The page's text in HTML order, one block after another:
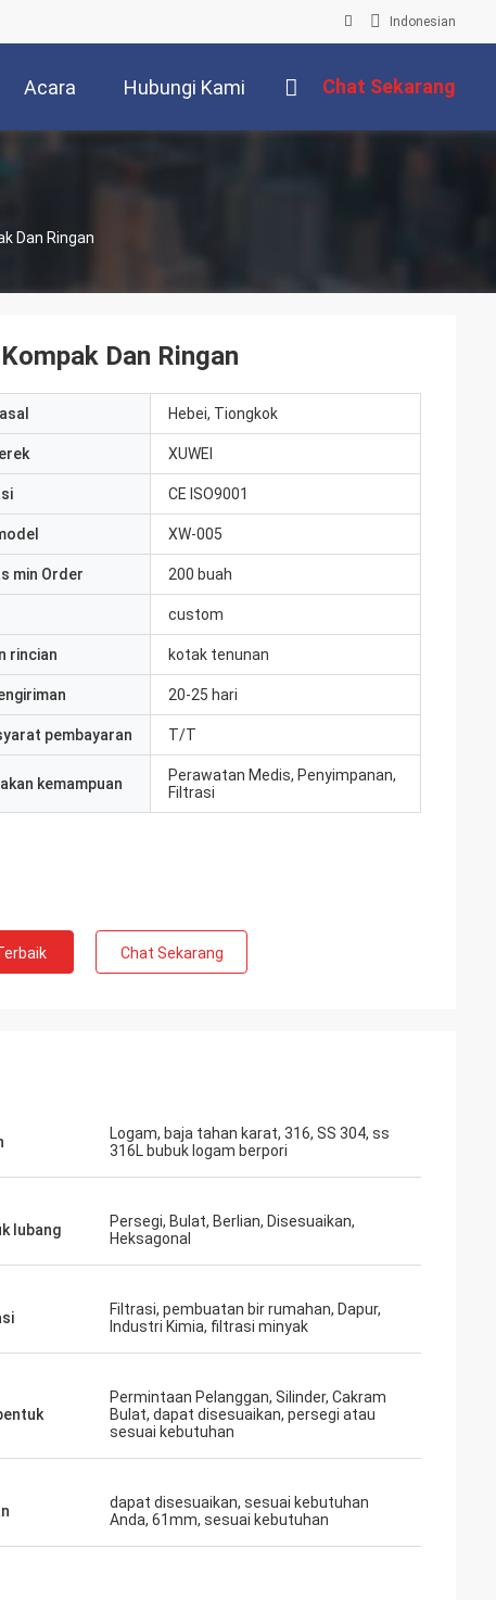
Indonesian
Acara Hubungi Kami Chat Sekarang
Dan Ringan
Dan Ringan
Hebei, Tiongkok
XUWEI
CE ISO9001
XW-005
min Order 200 buah
custom
rincian kotak tenunan
20-25 hari
pembayaran T/T
kemampuan
Perawatan Medis, Penyimpanan,
Filtrasi
Chat Sekarang
Logam, baja tahan karat, 316, SS 304, ss
316L bubuk logam berpori
lubang
Persegi, Bulat, Berlian, Disesuaikan,
Heksagonal
Filtrasi, pembuatan bir rumahan, Dapur,
Industri Kimia, filtrasi minyak
Permintaan Pelanggan, Silinder, Cakram
Bulat, dapat disesuaikan, persegi atau
sesuai kebutuhan
dapat disesuaikan, sesuai kebutuhan
Anda, 61mm, sesuai kebutuhan